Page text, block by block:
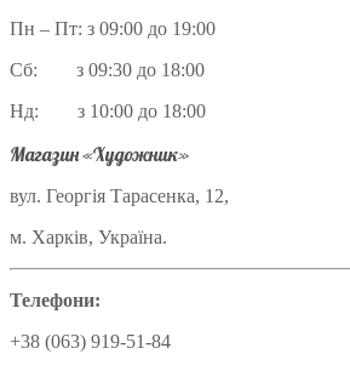
Пн – Пт: з 09:00 до 19:00
Сб: з 09:30 до 18:00
Нд: з 10:00 до 18:00
Магазин «Художник»
вул. Георгія Тарасенка, 12,
м. Харків, Україна.
Телефони:
+38 (063) 919-51-84